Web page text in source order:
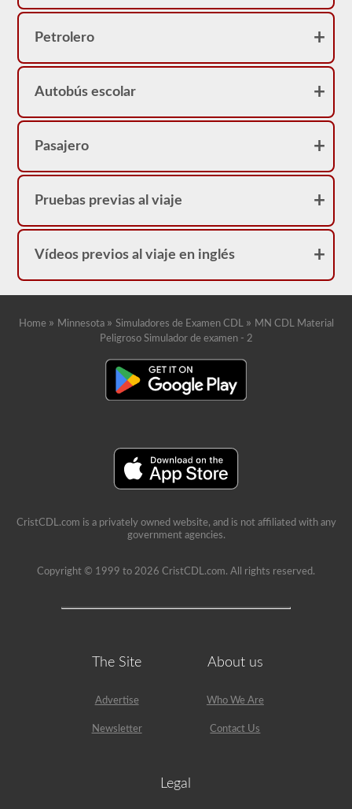
Petrolero
Autobús escolar
Pasajero
Pruebas previas al viaje
Vídeos previos al viaje en inglés
Home » Minnesota » Simuladores de Examen CDL » MN CDL Material
Peligroso Simulador de examen - 2
CristCDL.com is a privately owned website, and is not affiliated with any
government agencies.
Copyright © 1999 to 2026 CristCDL.com. All rights reserved.
The Site
Advertise
Newsletter
About us
Who We Are
Contact Us
Legal